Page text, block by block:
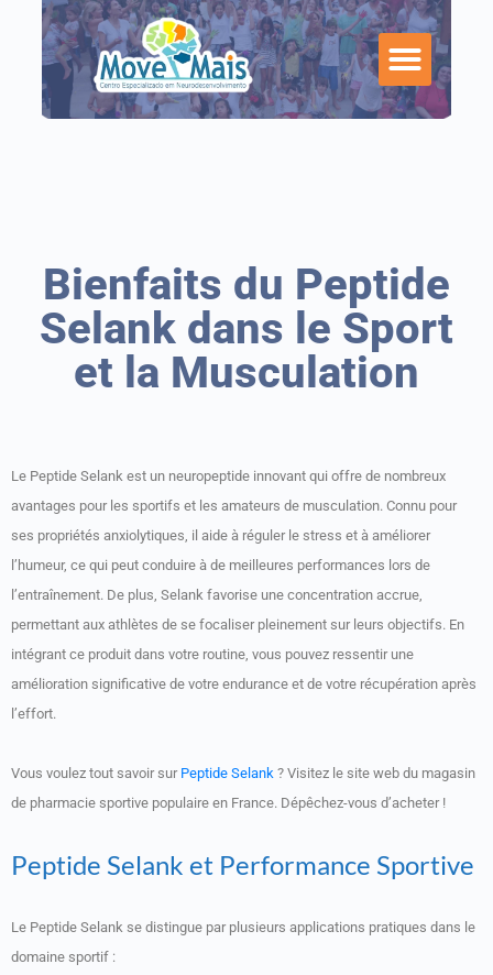
Bienfaits du Peptide
Selank dans le Sport
et la Musculation
Le Peptide Selank est un neuropeptide innovant qui offre de nombreux
avantages pour les sportifs et les amateurs de musculation. Connu pour
ses propriétés anxiolytiques, il aide à réguler le stress et à améliorer
l’humeur, ce qui peut conduire à de meilleures performances lors de
l’entraînement. De plus, Selank favorise une concentration accrue,
permettant aux athlètes de se focaliser pleinement sur leurs objectifs. En
intégrant ce produit dans votre routine, vous pouvez ressentir une
amélioration significative de votre endurance et de votre récupération après
l’effort.
Vous voulez tout savoir sur Peptide Selank ? Visitez le site web du magasin
de pharmacie sportive populaire en France. Dépêchez-vous d’acheter !
Peptide Selank et Performance Sportive
Le Peptide Selank se distingue par plusieurs applications pratiques dans le
domaine sportif :